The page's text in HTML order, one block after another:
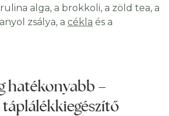
alga, a brokkoli, a zöld tea, a
zsálya, a cékla és a
hatékonyabb –